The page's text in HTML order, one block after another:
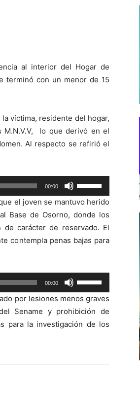
al interior del Hogar de
terminó con un menor de 15
víctima, residente del hogar,
M.N.V.V, lo que derivó en el
Al respecto se refirió el
00:00
las
teclas
de
flecha
arriba/abajo
aumentar
o
disminuir
el
volumen.
el joven se mantuvo herido
Base de Osorno, donde los
carácter de reservado. El
contempla penas bajas para
00:00
las
teclas
de
flecha
por lesiones menos graves
Sename y prohibición de
para la investigación de los